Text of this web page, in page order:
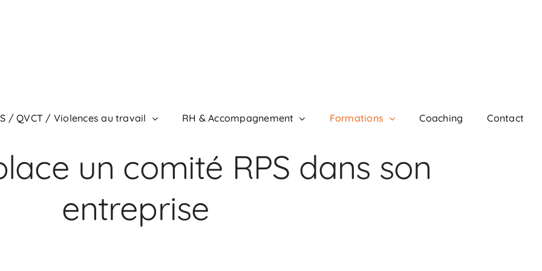
/ QVCT / Violences au travail RH & Accompagnement Formations Coaching Contact
un comité RPS dans son
entreprise